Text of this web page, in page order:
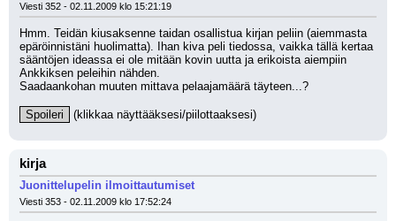
Viesti 352 - 02.11.2009 klo 15:21:19
Hmm. Teidän kiusaksenne taidan osallistua kirjan peliin (aiemmasta
epäröinnistäni huolimatta). Ihan kiva peli tiedossa, vaikka tällä kertaa
sääntöjen ideassa ei ole mitään kovin uutta ja erikoista aiempiin
Ankkiksen peleihin nähden.
Saadaankohan muuten mittava pelaajamäärä täyteen...?
Spoileri (klikkaa näyttääksesi/piilottaaksesi)
kirja
Juonittelupelin ilmoittautumiset
Viesti 353 - 02.11.2009 klo 17:52:24